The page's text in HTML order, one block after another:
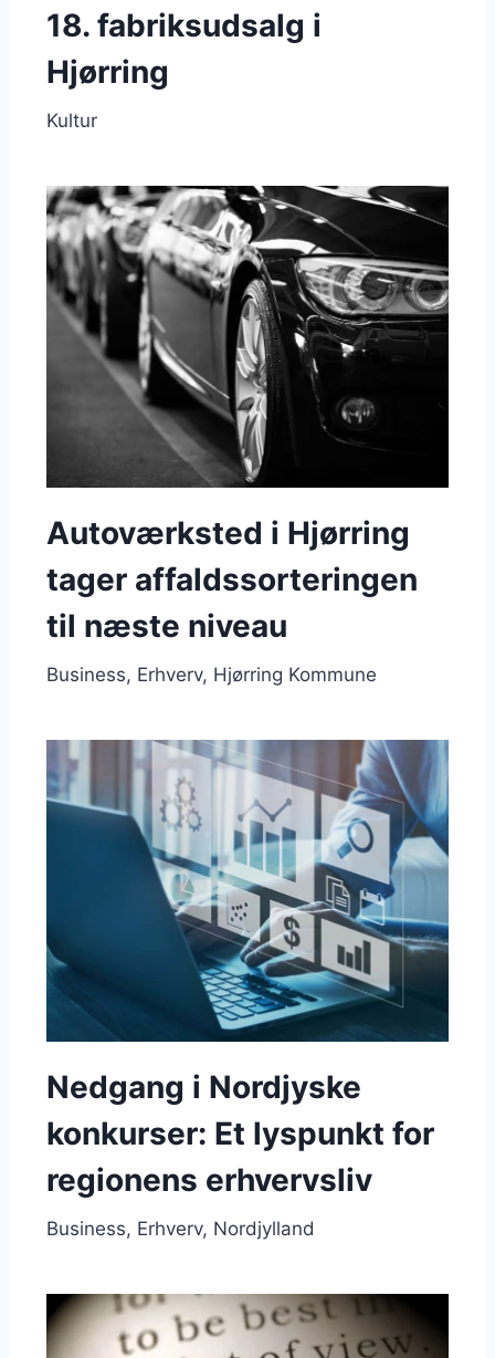
18. fabriksudsalg i
Hjørring
Kultur
Autoværksted i Hjørring
tager affaldssorteringen
til næste niveau
Business Erhverv Hjørring Kommune
Nedgang i Nordjyske
konkurser: Et lyspunkt for
regionens erhvervsliv
Business Erhverv Nordjylland